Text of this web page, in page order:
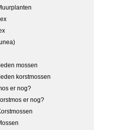
mossen
korstmossen
er nog?
er nog?